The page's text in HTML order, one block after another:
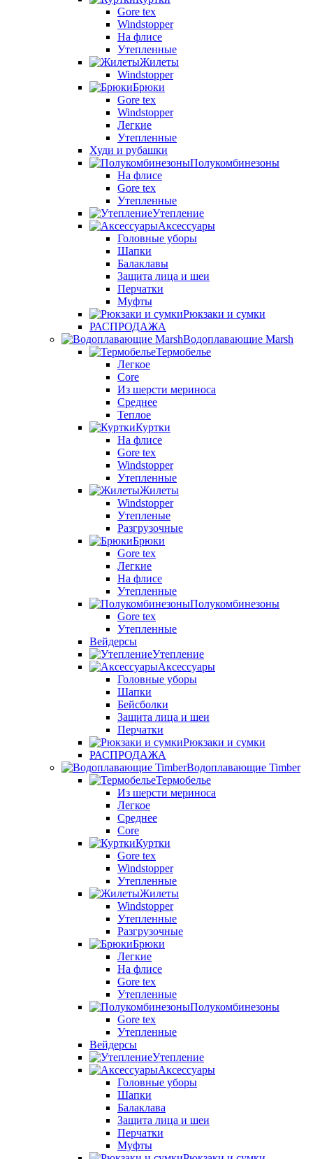
Gore tex
Windstopper
На флисе
Утепленные
Жилеты
Windstopper
Брюки
Gore tex
Windstopper
Легкие
Утепленные
Худи и рубашки
Полукомбинезоны
На флисе
Gore tex
Утепленные
Утепление
Аксессуары
Головные уборы
Шапки
Балаклавы
Защита лица и шеи
Перчатки
Муфты
Рюкзаки и сумки
РАСПРОДАЖА
Водоплавающие Marsh
Термобелье
Легкое
Core
Из шерсти мериноса
Среднее
Теплое
Куртки
На флисе
Gore tex
Windstopper
Утепленные
Жилеты
Windstopper
Утепленые
Разгрузочные
Брюки
Gore tex
Легкие
На флисе
Утепленные
Полукомбинезоны
Gore tex
Утепленные
Вейдерсы
Утепление
Аксессуары
Головные уборы
Шапки
Бейсболки
Защита лица и шеи
Перчатки
Рюкзаки и сумки
РАСПРОДАЖА
Водоплавающие Timber
Термобелье
Из шерсти мериноса
Легкое
Среднее
Core
Куртки
Gore tex
Windstopper
Утепленные
Жилеты
Windstopper
Утепленные
Разгрузочные
Брюки
Легкие
На флисе
Gore tex
Утепленные
Полукомбинезоны
Gore tex
Утепленные
Вейдерсы
Утепление
Аксессуары
Головные уборы
Шапки
Балаклава
Защита лица и шеи
Перчатки
Муфты